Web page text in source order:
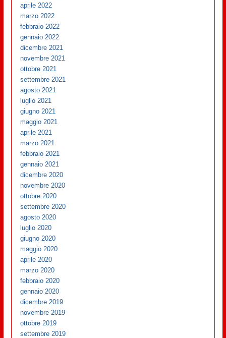
aprile 2022
marzo 2022
febbraio 2022
gennaio 2022
dicembre 2021
novembre 2021
ottobre 2021
settembre 2021
agosto 2021
luglio 2021
giugno 2021
maggio 2021
aprile 2021
marzo 2021
febbraio 2021
gennaio 2021
dicembre 2020
novembre 2020
ottobre 2020
settembre 2020
agosto 2020
luglio 2020
giugno 2020
maggio 2020
aprile 2020
marzo 2020
febbraio 2020
gennaio 2020
dicembre 2019
novembre 2019
ottobre 2019
settembre 2019